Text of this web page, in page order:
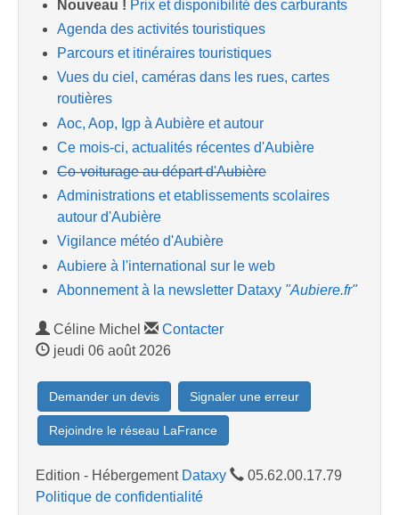
Nouveau ! Prix et disponibilité des carburants
Agenda des activités touristiques
Parcours et itinéraires touristiques
Vues du ciel, caméras dans les rues, cartes
routières
Aoc, Aop, Igp à Aubière et autour
Ce mois-ci, actualités récentes d'Aubière
Co-voiturage au départ d'Aubière
Administrations et etablissements scolaires
autour d'Aubière
Vigilance météo d'Aubière
Aubiere à l'international sur le web
Abonnement à la newsletter Dataxy "Aubiere.fr"
Céline Michel
Contacter
jeudi 06 août 2026
Demander un devis Signaler une erreur
Rejoindre le réseau LaFrance
Edition - Hébergement Dataxy
05.62.00.17.79
Politique de confidentialité